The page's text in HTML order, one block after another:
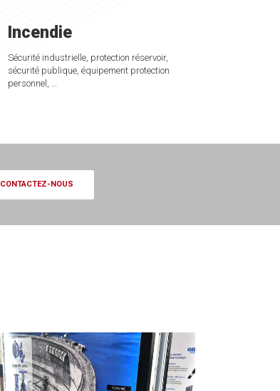
Incendie
Sécurité industrielle, protection réservoir,
sécurité publique, équipement protection
personnel, …
CONTACTEZ-NOUS